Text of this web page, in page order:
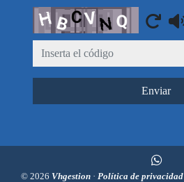
Captcha
Enviar
© 2026 Vhgestion · Política de privacidad